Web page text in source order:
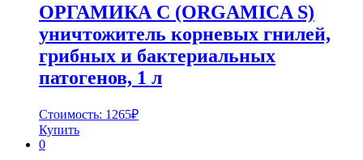
ОРГАМИКА С (ORGAMICA S)
уничтожитель корневых гнилей,
грибных и бактериальных
патогенов, 1 л
Стоимость: 1265₽
Купить
0